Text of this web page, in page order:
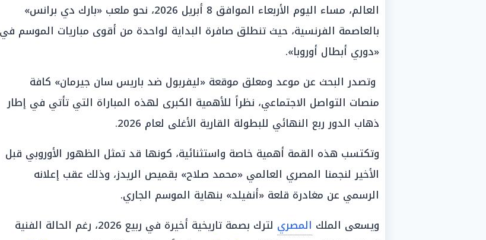
العالم، مساء اليوم الأربعاء الموافق 8 أبريل 2026، نحو ملعب «بارك دي برانس»
بالعاصمة الفرنسية، حيث تنطلق صافرة البداية لواحدة من أقوى مباريات الموسم في
«دوري أبطال أوروبا».
وتصدر البحث عن موعد ومعلق موقعة «ليفربول ضد باريس سان جيرمان» كافة
منصات التواصل الاجتماعي، نظراً للأهمية الكبرى لهذه المباراة التي تأتي في إطار
ذهاب الدور ربع النهائي للبطولة القارية الأغلى لعام 2026.
وتكتسب هذه القمة أهمية خاصة واستثنائية، كونها قد تمثل الظهور الأوروبي قبل
الأخير لنجمنا المصري العالمي «محمد صلاح» بقميص الريدز، وذلك عقب إعلانه
الرسمي عن مغادرة قلعة «أنفيلد» بنهاية الموسم الجاري.
ويسعى الملك المصري
لترك بصمة تاريخية أخيرة في ربيع 2026، رغم الحالة الفنية